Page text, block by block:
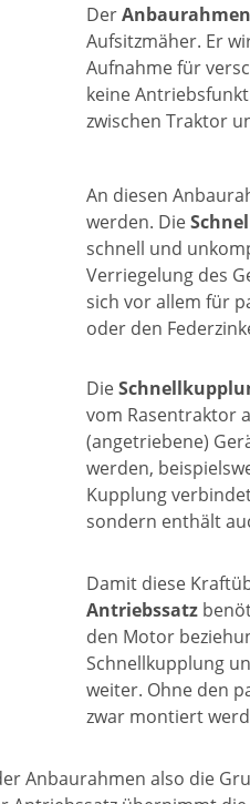
Der Anbaurahmen
Aufsitzmäher. Er
Aufnahme für
keine
zwischen Traktor
An diesen
werden. Die
schnell und
Verriegelung des
sich vor allem für
oder den
Die
vom Rasentraktor
(angetriebene)
werden,
Kupplung
sondern enthält
Damit diese
Antriebssatz
den Motor
Schnellkupplung
weiter. Ohne den
zwar montiert
Anbaurahmen also die